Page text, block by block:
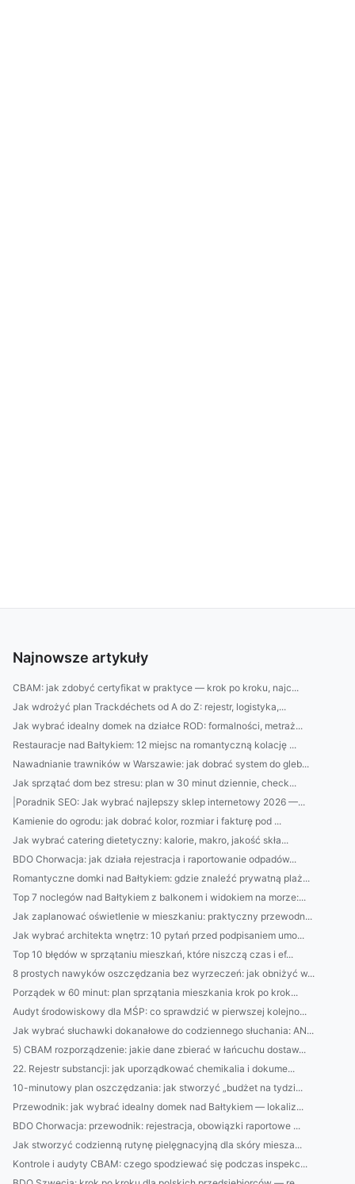
Najnowsze artykuły
CBAM: jak zdobyć certyfikat w praktyce — krok po kroku, najc...
Jak wdrożyć plan Trackdéchets od A do Z: rejestr, logistyka,...
Jak wybrać idealny domek na działce ROD: formalności, metraż...
Restauracje nad Bałtykiem: 12 miejsc na romantyczną kolację ...
Nawadnianie trawników w Warszawie: jak dobrać system do gleb...
Jak sprzątać dom bez stresu: plan w 30 minut dziennie, check...
|Poradnik SEO: Jak wybrać najlepszy sklep internetowy 2026 —...
Kamienie do ogrodu: jak dobrać kolor, rozmiar i fakturę pod ...
Jak wybrać catering dietetyczny: kalorie, makro, jakość skła...
BDO Chorwacja: jak działa rejestracja i raportowanie odpadów...
Romantyczne domki nad Bałtykiem: gdzie znaleźć prywatną plaż...
Top 7 noclegów nad Bałtykiem z balkonem i widokiem na morze:...
Jak zaplanować oświetlenie w mieszkaniu: praktyczny przewodn...
Jak wybrać architekta wnętrz: 10 pytań przed podpisaniem umo...
Top 10 błędów w sprzątaniu mieszkań, które niszczą czas i ef...
8 prostych nawyków oszczędzania bez wyrzeczeń: jak obniżyć w...
Porządek w 60 minut: plan sprzątania mieszkania krok po krok...
Audyt środowiskowy dla MŚP: co sprawdzić w pierwszej kolejno...
Jak wybrać słuchawki dokanałowe do codziennego słuchania: AN...
5) CBAM rozporządzenie: jakie dane zbierać w łańcuchu dostaw...
22. Rejestr substancji: jak uporządkować chemikalia i dokume...
10-minutowy plan oszczędzania: jak stworzyć „budżet na tydzi...
Przewodnik: jak wybrać idealny domek nad Bałtykiem — lokaliz...
BDO Chorwacja: przewodnik: rejestracja, obowiązki raportowe ...
Jak stworzyć codzienną rutynę pielęgnacyjną dla skóry miesza...
Kontrole i audyty CBAM: czego spodziewać się podczas inspekc...